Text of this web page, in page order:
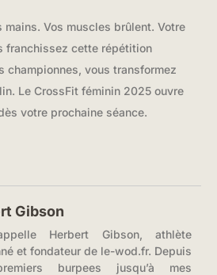
mains. Vos muscles brûlent. Votre
franchissez cette répétition
championnes, vous transformez
Le CrossFit féminin 2025 ouvre
votre prochaine séance.
Gibson
Herbert Gibson, athlète
et fondateur de le-wod.fr. Depuis
burpees jusqu’à mes